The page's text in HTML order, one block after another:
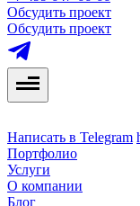
Обсудить проект
Обсудить проект
Написать в Telegram
Портфолио
Услуги
О компании
Блог